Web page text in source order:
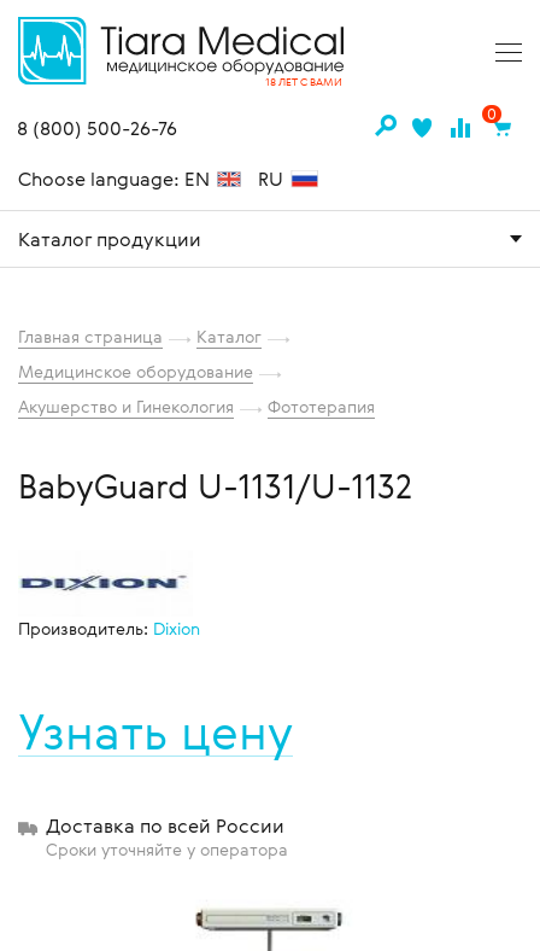
18 ЛЕТ С ВАМИ
8 (800) 500-26-76
0
Choose language: EN RU
Каталог продукции
Главная страница
Каталог
Медицинское оборудование
Акушерство и Гинекология
Фототерапия
BabyGuard U-1131/U-1132
Производитель: Dixion
Узнать цену
Доставка по всей России
Сроки уточняйте у оператора